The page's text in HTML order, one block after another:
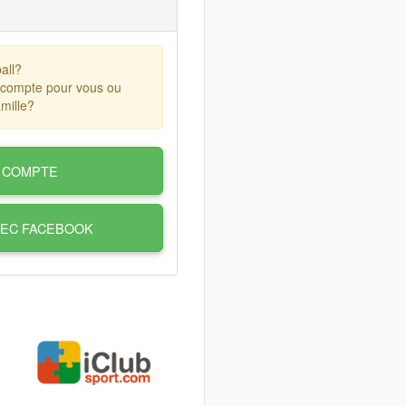
pour vous ou
FACEBOOK